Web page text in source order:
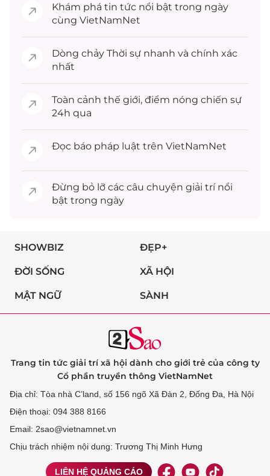
Khám phá tin tức nổi bật trong ngày
cùng VietNamNet
Dòng chảy Thời sự nhanh và chính xác
nhất
Toàn cảnh thế giới, điểm nóng chiến sự
24h qua
Đọc báo pháp luật trên VietNamNet
Đừng bỏ lỡ các câu chuyện giải trínổi
bật trong ngày
SHOWBIZ ĐẸP+
ĐỜI SỐNG XÃ HỘI
MẬT NGỮ SÀNH
Trang tin tức giải trí xã hội dành cho giới trẻ của công ty
Cổ phần truyền thông VietNamNet
Địa chỉ: Tòa nhà C’land, số 156 ngõ Xã Đàn 2, Đống Đa, Hà Nội
Điện thoại: 094 388 8166
Email: 2sao@vietnamnet.vn
Chịu trách nhiệm nội dung: Trương Thị Minh Hưng
LIÊN HỆ QUẢNG CÁO